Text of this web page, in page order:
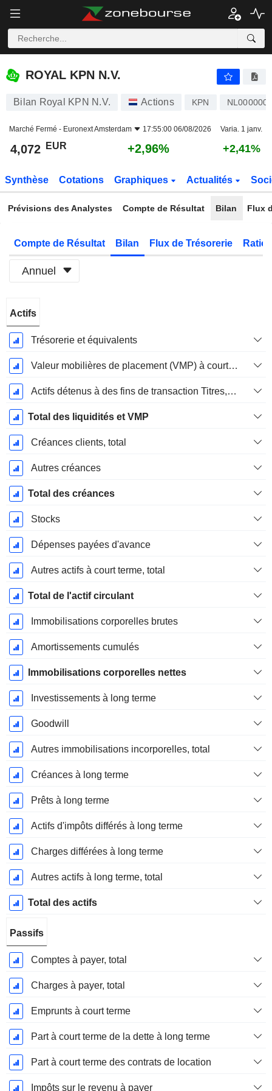
ROYAL KPN N.V.
ROYAL KPN N.V.
Bilan Royal KPN N.V. Actions KPN
Marché Fermé - Euronext Amsterdam 17:55:00 06/08/2026 Varia. 1 janv.
4,072 EUR +2,96% +2,41%
Synthèse Cotations Graphiques Actualités
Prévisions des Analystes Compte de Résultat Bilan Flux
Compte de Résultat Bilan Flux de Trésorerie
Annuel
Fiscale:
Décembre
Actifs
Trésorerie et équivalents
Valeur mobilières de placement (VMP) à court terme
Actifs détenus à des fins de transaction Titres, totalActifs détenus à des fins de transactions (Trading), Total.
Total des liquidités et VMP
Créances clients, total
Autres créances
Total des créances
Stocks
Dépenses payées d'avance
Autres actifs à court terme, total
Total de l'actif circulant
Immobilisations corporelles brutes
Amortissements cumulés
Immobilisations corporelles nettes
Investissements à long terme
Goodwill
Autres immobilisations incorporelles, total
Créances à long terme
Prêts à long terme
Actifs d'impôts différés à long terme
Charges différées à long terme
Autres actifs à long terme, total
Total des actifs
Passifs
Comptes à payer, total
Charges à payer, total
Emprunts à court terme
Part à court terme de la dette à long terme
Part à court terme des contrats de location
Impôts sur le revenu à payer